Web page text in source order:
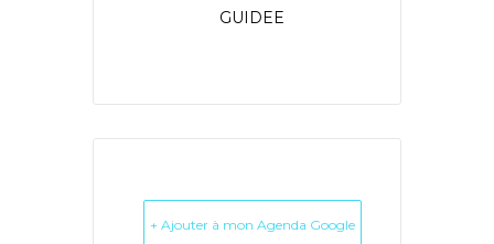
GUIDEE
+ Ajouter à mon Agenda Google